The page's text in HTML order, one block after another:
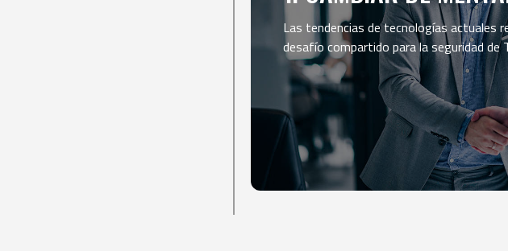
Las tendencias de tecnologías actuales
desafío compartido para la seguridad de